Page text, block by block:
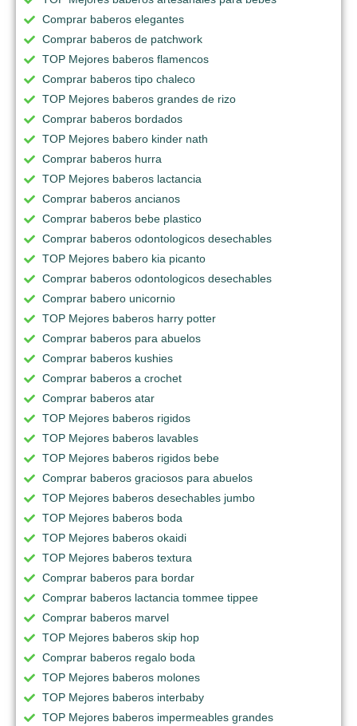
Comprar baberos elegantes
Comprar baberos de patchwork
TOP Mejores baberos flamencos
Comprar baberos tipo chaleco
TOP Mejores baberos grandes de rizo
Comprar baberos bordados
TOP Mejores babero kinder nath
Comprar baberos hurra
TOP Mejores baberos lactancia
Comprar baberos ancianos
Comprar baberos bebe plastico
Comprar baberos odontologicos desechables
TOP Mejores babero kia picanto
Comprar baberos odontologicos desechables
Comprar babero unicornio
TOP Mejores baberos harry potter
Comprar baberos para abuelos
Comprar baberos kushies
Comprar baberos a crochet
Comprar baberos atar
TOP Mejores baberos rigidos
TOP Mejores baberos lavables
TOP Mejores baberos rigidos bebe
Comprar baberos graciosos para abuelos
TOP Mejores baberos desechables jumbo
TOP Mejores baberos boda
TOP Mejores baberos okaidi
TOP Mejores baberos textura
Comprar baberos para bordar
Comprar baberos lactancia tommee tippee
Comprar baberos marvel
TOP Mejores baberos skip hop
Comprar baberos regalo boda
TOP Mejores baberos molones
TOP Mejores baberos interbaby
TOP Mejores baberos impermeables grandes